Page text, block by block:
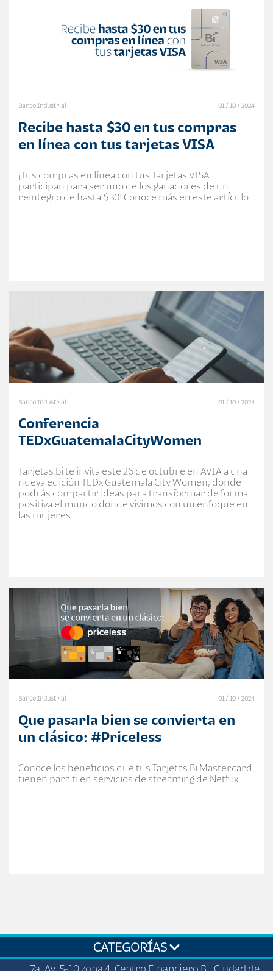
Banco Industrial 01 / 10 / 2024
Recibe hasta $30 en tus compras
en línea con tus tarjetas VISA
¡Tus compras en línea con tus Tarjetas VISA
participan para ser uno de los ganadores de un
reintegro de hasta $30! Conoce más en este artículo
Banco Industrial 01 / 10 / 2024
Conferencia
TEDxGuatemalaCityWomen
Tarjetas Bi te invita este 26 de octubre en AVIA a una
nueva edición TEDx Guatemala City Women, donde
podrás compartir ideas para transformar de forma
positiva el mundo donde vivimos con un enfoque en
las mujeres.
Banco Industrial 01 / 10 / 2024
Que pasarla bien se convierta en
un clásico: #Priceless
Conoce los beneficios que tus Tarjetas Bi Mastercard
tienen para ti en servicios de streaming de Netflix.
CATEGORÍAS
7a. Av. 5-10 zona 4, Centro Financiero Bi, Ciudad de